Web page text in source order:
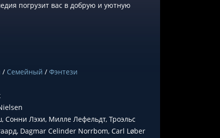
погрузит вас в добрую и уютную
/ Семейный / Фэнтези
Сонни Лэхи, Милле Лефельдт, Троэльс
Dagmar Celinder Norrbom, Carl Løber